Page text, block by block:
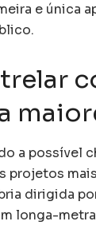
e única
a possível
projetos
dirigida
longa-